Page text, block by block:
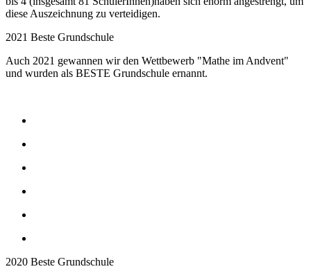
diese Auszeichnung zu verteidigen.
2021 Beste Grundschule
Auch 2021 gewannen wir den Wettbewerb "Mathe im Andvent"
und wurden als BESTE Grundschule ernannt.
2020 Beste Grundschule